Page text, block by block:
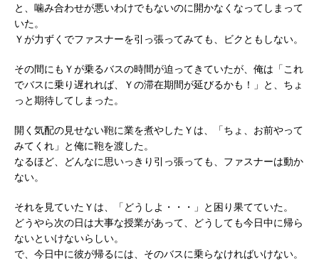
と、噛み合わせが悪いわけでもないのに開かなくなってしまって
いた。
Ｙが力ずくでファスナーを引っ張ってみても、ビクともしない。
その間にもＹが乗るバスの時間が迫ってきていたが、俺は「これ
でバスに乗り遅れれば、Ｙの滞在期間が延びるかも！」と、ちょ
っと期待してしまった。
開く気配の見せない鞄に業を煮やしたＹは、「ちょ、お前やって
みてくれ」と俺に鞄を渡した。
なるほど、どんなに思いっきり引っ張っても、ファスナーは動か
ない。
それを見ていたＹは、「どうしよ・・・」と困り果てていた。
どうやら次の日は大事な授業があって、どうしても今日中に帰ら
ないといけないらしい。
で、今日中に彼が帰るには、そのバスに乗らなければいけない。